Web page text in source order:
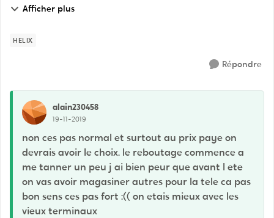
habitude de faire partir la tele au meme heure que
Afficher plus
HELIX
Répondre
alain230458
19-11-2019
non ces pas normal et surtout au prix paye on
devrais avoir le choix. le reboutage commence a
me tanner un peu j ai bien peur que avant l ete
on vas avoir magasiner autres pour la tele ca pas
bon sens ces pas fort :(( on etais mieux avec les
vieux terminaux